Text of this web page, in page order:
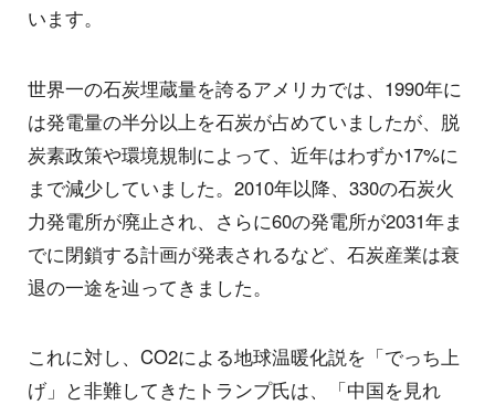
います。
世界一の石炭埋蔵量を誇るアメリカでは、1990年に
は発電量の半分以上を石炭が占めていましたが、脱
炭素政策や環境規制によって、近年はわずか17%に
まで減少していました。2010年以降、330の石炭火
力発電所が廃止され、さらに60の発電所が2031年ま
でに閉鎖する計画が発表されるなど、石炭産業は衰
退の一途を辿ってきました。
これに対し、CO2による地球温暖化説を「でっち上
げ」と非難してきたトランプ氏は、「中国を見れ